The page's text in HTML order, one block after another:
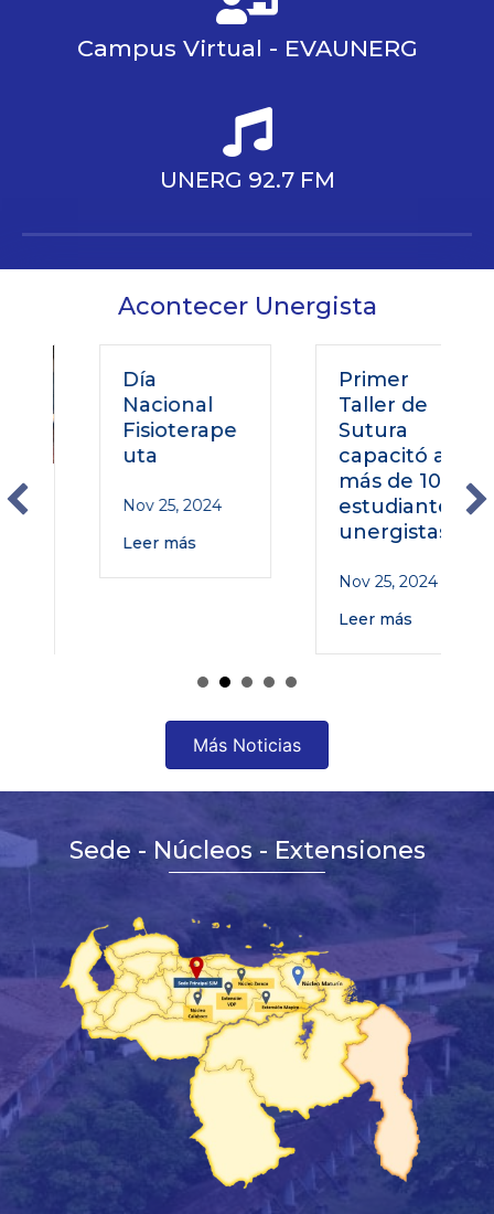
Campus Virtual - EVAUNERG
UNERG 92.7 FM
Acontecer Unergista
Día
Nacional
Fisioterape
uta
Nov 25, 2024
Leer más
Primer
Taller de
Sutura
capacitó a
más de 100
estudiantes
unergistas
Nov 25, 2024
Leer más
Más Noticias
Sede - Núcleos - Extensiones